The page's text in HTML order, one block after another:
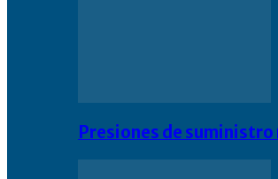
Presiones de